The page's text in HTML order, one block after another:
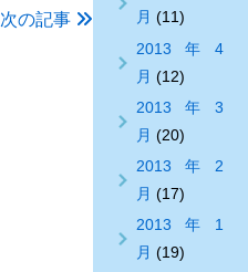
次の記事
月 (11)
2013年4
月 (12)
2013年3
月 (20)
2013年2
月 (17)
2013年1
月 (19)